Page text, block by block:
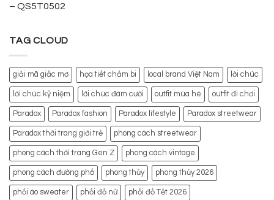
– QS5T0502
TAG CLOUD
giải mã giấc mơ họa tiết chấm bi local brand Việt Nam lời chúc
lời chúc kỷ niệm lời chúc đám cưới outfit mùa hè outfit đi chơi
Paradox Paradox fashion Paradox lifestyle Paradox streetwear
Paradox thời trang giới trẻ phong cách streetwear
phong cách thời trang Gen Z phong cách vintage
phong cách đường phố phong thủy phong thủy 2026
phối áo sweater phối đồ nữ phối đồ Tết 2026